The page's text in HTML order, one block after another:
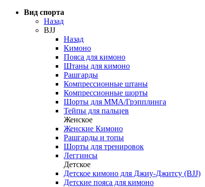
Вид спорта
Назад
BJJ
Назад
Кимоно
Пояса для кимоно
Штаны для кимоно
Рашгарды
Компрессионные штаны
Компрессионные шорты
Шорты для ММА/Грэпплинга
Тейпы для пальцев
Женское
Женские Кимоно
Рашгарды и топы
Шорты для тренировок
Леггинсы
Детское
Детское кимоно для Джиу-Джитсу (BJJ)
Детские пояса для кимоно